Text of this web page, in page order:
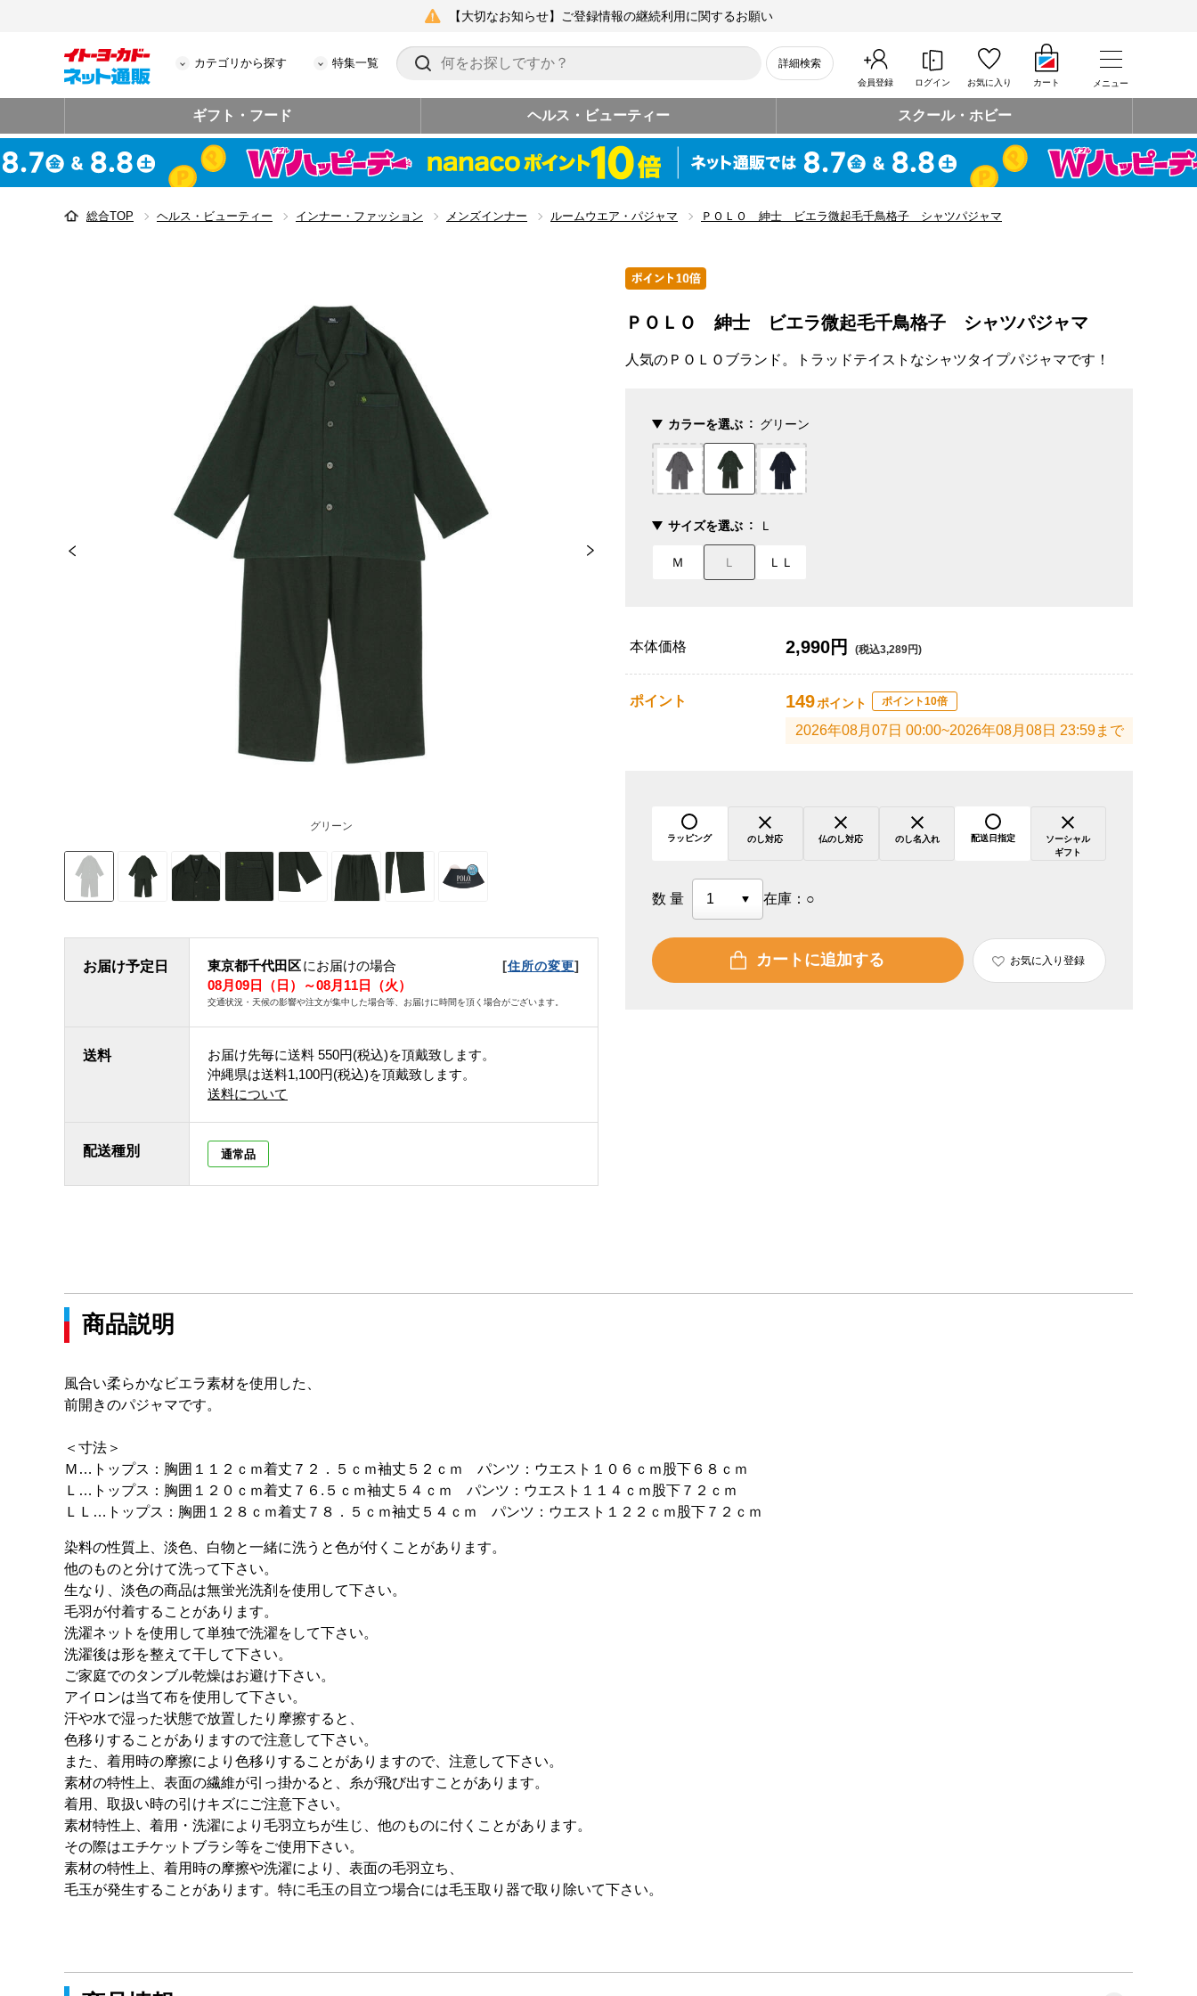
【大切なお知らせ】ご登録情報の継続利用に関するお願い
カテゴリから探す 特集一覧 詳細検索
会員登録 ログイン お気に入り カート メニュー
ギフト・フード ヘルス・ビューティー スクール・ホビー
総合TOP ヘルス・ビューティー インナー・ファッション メンズインナー ルームウエア・パジャマ ＰＯＬＯ 紳士 ビエラ微起毛千鳥格子 シャツパジャマ
グリーン
お届け予定日 東京都千代田区にお届けの場合 [住所の変更]
08月09日（日）～08月11日（火）
交通状況・天候の影響や注文が集中した場合等、お届けに時間を頂く場合がございます。
送料 お届け先毎に送料 550円(税込)を頂戴致します。
沖縄県は送料1,100円(税込)を頂戴致します。
送料について
配送種別 通常品
ＰＯＬＯ 紳士 ビエラ微起毛千鳥格子 シャツパジャマ
人気のＰＯＬＯブランド。トラッドテイストなシャツタイプパジャマです！
カラーを選ぶ グリーン
サイズを選ぶ Ｌ
Ｍ Ｌ ＬＬ
本体価格 2,990円 (税込3,289円)
ポイント 149ポイント ポイント10倍
2026年08月07日 00:00~2026年08月08日 23:59まで
ラッピング のし対応 仏のし対応 のし名入れ 配送日指定
ソーシャル
ギフト
数量 在庫： ○
カートに追加する お気に入り登録
商品説明
風合い柔らかなビエラ素材を使用した、
前開きのパジャマです。
＜寸法＞
Ｍ…トップス：胸囲１１２ｃｍ着丈７２．５ｃｍ袖丈５２ｃｍ パンツ：ウエスト１０６ｃｍ股下６８ｃｍ
Ｌ…トップス：胸囲１２０ｃｍ着丈７６.５ｃｍ袖丈５４ｃｍ パンツ：ウエスト１１４ｃｍ股下７２ｃｍ
ＬＬ…トップス：胸囲１２８ｃｍ着丈７８．５ｃｍ袖丈５４ｃｍ パンツ：ウエスト１２２ｃｍ股下７２ｃｍ
染料の性質上、淡色、白物と一緒に洗うと色が付くことがあります。
他のものと分けて洗って下さい。
生なり、淡色の商品は無蛍光洗剤を使用して下さい。
毛羽が付着することがあります。
洗濯ネットを使用して単独で洗濯をして下さい。
洗濯後は形を整えて干して下さい。
ご家庭でのタンブル乾燥はお避け下さい。
アイロンは当て布を使用して下さい。
汗や水で湿った状態で放置したり摩擦すると、
色移りすることがありますので注意して下さい。
また、着用時の摩擦により色移りすることがありますので、注意して下さい。
素材の特性上、表面の繊維が引っ掛かると、糸が飛び出すことがあります。
着用、取扱い時の引けキズにご注意下さい。
素材特性上、着用・洗濯により毛羽立ちが生じ、他のものに付くことがあります。
その際はエチケットブラシ等をご使用下さい。
素材の特性上、着用時の摩擦や洗濯により、表面の毛羽立ち、
毛玉が発生することがあります。特に毛玉の目立つ場合には毛玉取り器で取り除いて下さい。